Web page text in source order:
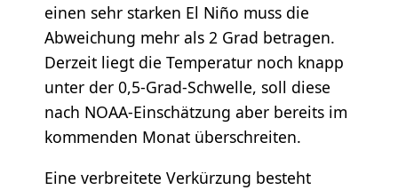
einen sehr starken El Niño muss die
Abweichung mehr als 2 Grad betragen.
Derzeit liegt die Temperatur noch knapp
unter der 0,5-Grad-Schwelle, soll diese
nach NOAA-Einschätzung aber bereits im
kommenden Monat überschreiten.
Eine verbreitete Verkürzung besteht